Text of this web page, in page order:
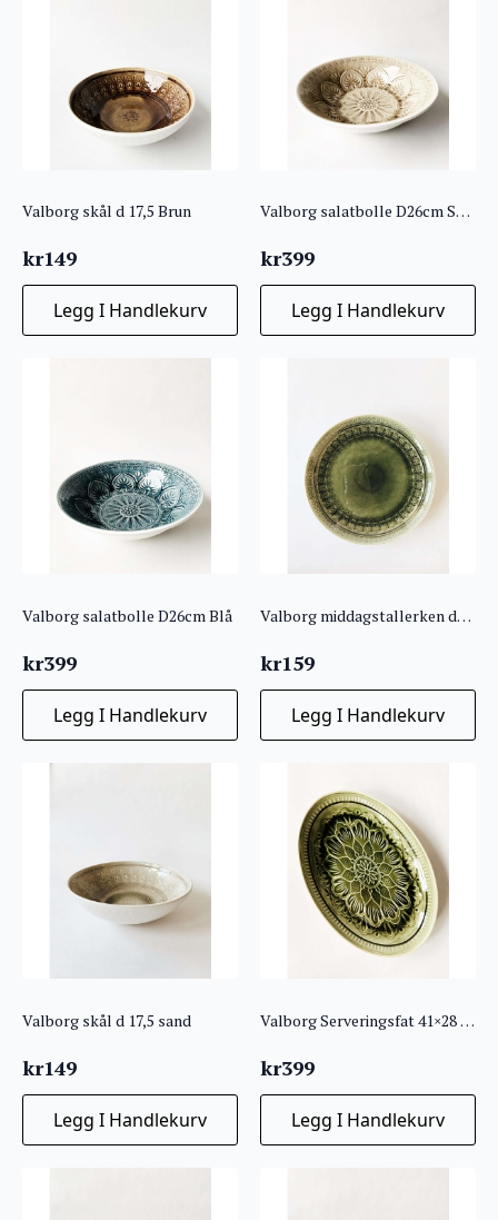
Valborg skål d 17,5 Brun
kr149
Legg I Handlekurv
Valborg salatbolle D26cm Sand
kr399
Legg I Handlekurv
Valborg salatbolle D26cm Blå
kr399
Legg I Handlekurv
Valborg middagstallerken d27 cm grønn
kr159
Legg I Handlekurv
Valborg skål d 17,5 sand
kr149
Legg I Handlekurv
Valborg Serveringsfat 41×28 grønn
kr399
Legg I Handlekurv